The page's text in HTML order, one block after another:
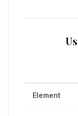
Element